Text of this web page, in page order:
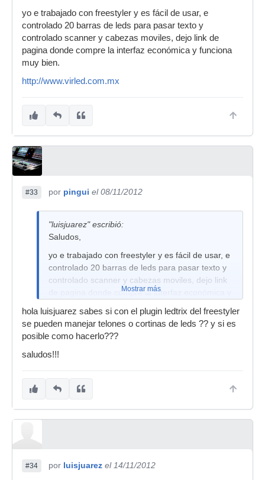
yo e trabajado con freestyler y es fácil de usar, e
controlado 20 barras de leds para pasar texto y
controlado scanner y cabezas moviles, dejo link de
pagina donde compre la interfaz económica y funciona
muy bien.
http://www.virled.com.mx
#33 por pingui el 08/11/2012
"luisjuarez" escribió:
Saludos,
yo e trabajado con freestyler y es fácil de usar, e
controlado 20 barras de leds para pasar texto y
controlado scanner y cabezas moviles, dejo link
de pagina donde compre la interfaz económica y
http://www.virled.com.mx
Mostrar más
hola luisjuarez sabes si con el plugin ledtrix del freestyler
se pueden manejar telones o cortinas de leds ?? y si es
posible como hacerlo???
saludos!!!
#34 por luisjuarez el 14/11/2012